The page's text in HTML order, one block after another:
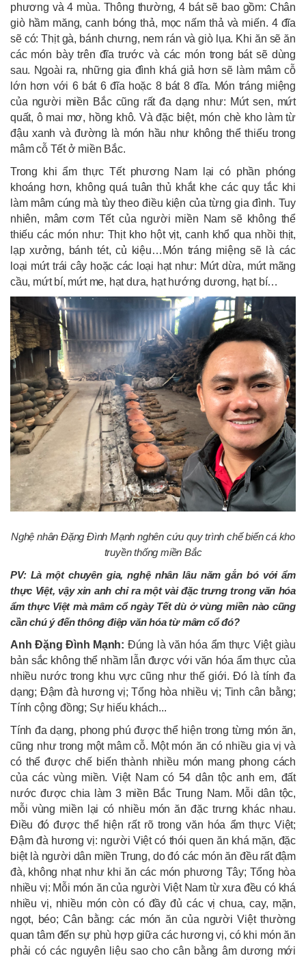
phương và 4 mùa. Thông thường, 4 bát sẽ bao gồm: Chân
giò hầm măng, canh bóng thả, mọc nấm thả và miến. 4 đĩa
sẽ có: Thịt gà, bánh chưng, nem rán và giò lụa. Khi ăn sẽ ăn
các món bày trên đĩa trước và các món trong bát sẽ dùng
sau. Ngoài ra, những gia đình khá giả hơn sẽ làm mâm cỗ
lớn hơn với 6 bát 6 đĩa hoặc 8 bát 8 đĩa. Món tráng miệng
của người miền Bắc cũng rất đa dạng như: Mứt sen, mứt
quất, ô mai mơ, hồng khô. Và đặc biệt, món chè kho làm từ
đậu xanh và đường là món hầu như không thể thiếu trong
mâm cỗ Tết ở miền Bắc.
Trong khi ẩm thực Tết phương Nam lại có phần phóng
khoáng hơn, không quá tuân thủ khắt khe các quy tắc khi
làm mâm cúng mà tùy theo điều kiện của từng gia đình. Tuy
nhiên, mâm cơm Tết của người miền Nam sẽ không thể
thiếu các món như: Thịt kho hột vịt, canh khổ qua nhồi thịt,
lạp xưởng, bánh tét, củ kiệu…Món tráng miệng sẽ là các
loại mứt trái cây hoặc các loại hạt như: Mứt dừa, mứt mãng
cầu, mứt bí, mứt me, hạt dưa, hạt hướng dương, hạt bí…
Nghệ nhân Đặng Đình Mạnh nghên cứu quy trình chế biến cá kho
truyền thống miền Bắc
PV: Là một chuyên gia, nghệ nhân lâu năm gắn bó với ẩm
thực Việt, vậy xin anh chỉ ra một vài đặc trưng trong văn hóa
ẩm thực Việt mà mâm cổ ngày Tết dù ở vùng miền nào cũng
cần chú ý đến thông điệp văn hóa từ mâm cổ đó?
Anh Đặng Đình Mạnh: Đúng là văn hóa ẩm thực Việt giàu
bản sắc không thể nhầm lẫn được với văn hóa ẩm thực của
nhiều nước trong khu vực cũng như thế giới. Đó là tính đa
dạng; Đậm đà hương vị; Tổng hòa nhiều vị; Tinh cân bằng;
Tính cộng đồng; Sự hiếu khách...
Tính đa dạng, phong phú được thể hiện trong từng món ăn,
cũng như trong một mâm cỗ. Một món ăn có nhiều gia vị và
có thể được chế biến thành nhiều món mang phong cách
của các vùng miền. Việt Nam có 54 dân tộc anh em, đất
nước được chia làm 3 miền Bắc Trung Nam. Mỗi dân tộc,
mỗi vùng miền lại có nhiều món ăn đặc trưng khác nhau.
Điều đó được thể hiện rất rõ trong văn hóa ẩm thực Việt;
Đậm đà hương vị: người Việt có thói quen ăn khá mặn, đặc
biệt là người dân miền Trung, do đó các món ăn đều rất đậm
đà, không nhạt như khi ăn các món phương Tây; Tổng hòa
nhiều vị: Mỗi món ăn của người Việt Nam từ xưa đều có khá
nhiều vị, nhiều món còn có đầy đủ các vị chua, cay, mặn,
ngọt, béo; Cân bằng: các món ăn của người Việt thường
quan tâm đến sự phù hợp giữa các hương vị, có khi món ăn
phải có các nguyên liệu sao cho cân bằng âm dương mới